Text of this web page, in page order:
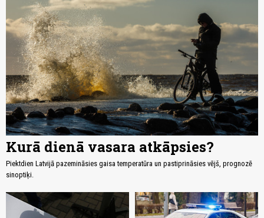
Kurā dienā vasara atkāpsies?
Piektdien Latvijā pazemināsies gaisa temperatūra un pastiprināsies vējš, prognozē
sinoptiķi.